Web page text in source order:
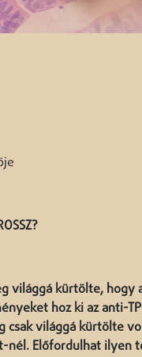
világgá kürtölte,
hoz ki az anti-
csak világgá kürtölte
Előfordulhat ilyen